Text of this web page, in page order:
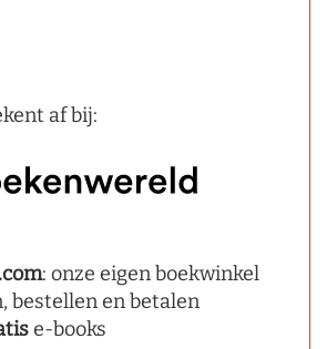
af bij:
: onze eigen boekwinkel
bestellen en betalen
e-books